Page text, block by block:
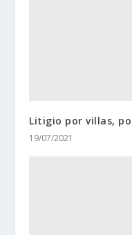
Litigio por villas,
19/07/2021